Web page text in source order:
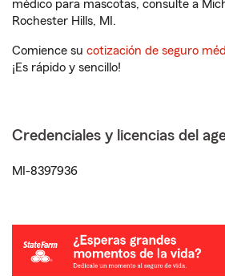
médico para mascotas, consulte a
Rochester Hills, MI.
Comience su cotización de seguro
¡Es rápido y sencillo!
Credenciales y licencias del
MI-8397936